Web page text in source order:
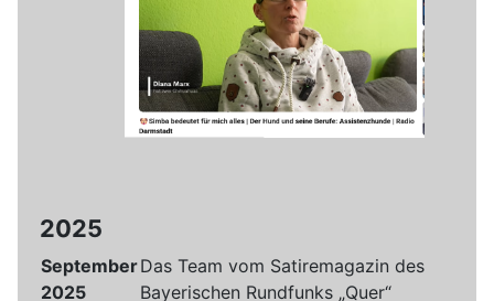
2025
September
2025
Das Team vom Satiremagazin des
Bayerischen Rundfunks „Quer“